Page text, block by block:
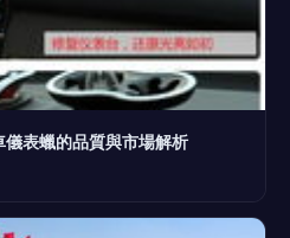
表蠟的品質與市場解析